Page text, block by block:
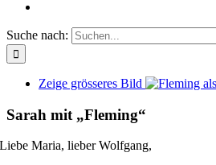
Suche nach:
Zeige grösseres Bild
Sarah mit „Fleming“
Liebe Maria, lieber Wolfgang,